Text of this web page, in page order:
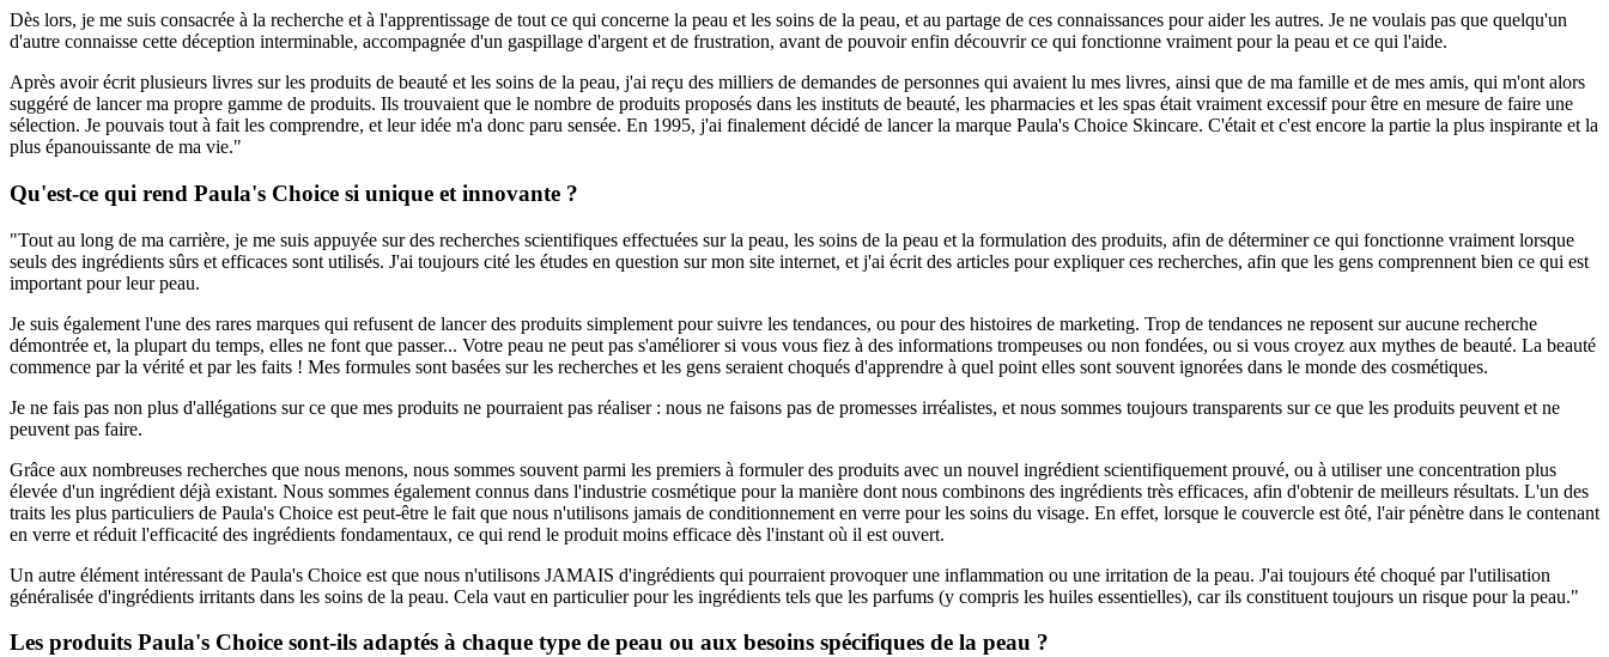
Dès lors, je me suis consacrée à la recherche et à l'apprentissage de tout ce qui concerne la peau et les soins de la peau, et au partage de ces connaissances pour aider les autres. Je ne voulais pas que quelqu'un
d'autre connaisse cette déception interminable, accompagnée d'un gaspillage d'argent et de frustration, avant de pouvoir enfin découvrir ce qui fonctionne vraiment pour la peau et ce qui l'aide.
Après avoir écrit plusieurs livres sur les produits de beauté et les soins de la peau, j'ai reçu des milliers de demandes de personnes qui avaient lu mes livres, ainsi que de ma famille et de mes amis, qui m'ont alors
suggéré de lancer ma propre gamme de produits. Ils trouvaient que le nombre de produits proposés dans les instituts de beauté, les pharmacies et les spas était vraiment excessif pour être en mesure de faire une
sélection. Je pouvais tout à fait les comprendre, et leur idée m'a donc paru sensée. En 1995, j'ai finalement décidé de lancer la marque Paula's Choice Skincare. C'était et c'est encore la partie la plus inspirante et la
plus épanouissante de ma vie."
Qu'est-ce qui rend Paula's Choice si unique et innovante ?
"Tout au long de ma carrière, je me suis appuyée sur des recherches scientifiques effectuées sur la peau, les soins de la peau et la formulation des produits, afin de déterminer ce qui fonctionne vraiment lorsque
seuls des ingrédients sûrs et efficaces sont utilisés. J'ai toujours cité les études en question sur mon site internet, et j'ai écrit des articles pour expliquer ces recherches, afin que les gens comprennent bien ce qui est
important pour leur peau.
Je suis également l'une des rares marques qui refusent de lancer des produits simplement pour suivre les tendances, ou pour des histoires de marketing. Trop de tendances ne reposent sur aucune recherche
démontrée et, la plupart du temps, elles ne font que passer... Votre peau ne peut pas s'améliorer si vous vous fiez à des informations trompeuses ou non fondées, ou si vous croyez aux mythes de beauté. La beauté
commence par la vérité et par les faits ! Mes formules sont basées sur les recherches et les gens seraient choqués d'apprendre à quel point elles sont souvent ignorées dans le monde des cosmétiques.
Je ne fais pas non plus d'allégations sur ce que mes produits ne pourraient pas réaliser : nous ne faisons pas de promesses irréalistes, et nous sommes toujours transparents sur ce que les produits peuvent et ne
peuvent pas faire.
Grâce aux nombreuses recherches que nous menons, nous sommes souvent parmi les premiers à formuler des produits avec un nouvel ingrédient scientifiquement prouvé, ou à utiliser une concentration plus
élevée d'un ingrédient déjà existant. Nous sommes également connus dans l'industrie cosmétique pour la manière dont nous combinons des ingrédients très efficaces, afin d'obtenir de meilleurs résultats. L'un des
traits les plus particuliers de Paula's Choice est peut-être le fait que nous n'utilisons jamais de conditionnement en verre pour les soins du visage. En effet, lorsque le couvercle est ôté, l'air pénètre dans le contenant
en verre et réduit l'efficacité des ingrédients fondamentaux, ce qui rend le produit moins efficace dès l'instant où il est ouvert.
Un autre élément intéressant de Paula's Choice est que nous n'utilisons JAMAIS d'ingrédients qui pourraient provoquer une inflammation ou une irritation de la peau. J'ai toujours été choqué par l'utilisation
généralisée d'ingrédients irritants dans les soins de la peau. Cela vaut en particulier pour les ingrédients tels que les parfums (y compris les huiles essentielles), car ils constituent toujours un risque pour la peau."
Les produits Paula's Choice sont-ils adaptés à chaque type de peau ou aux besoins spécifiques de la peau ?